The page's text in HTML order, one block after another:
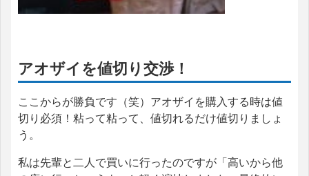
アオザイを値切り交渉！
ここからが勝負です（笑）アオザイを購入する時は値
切り必須！粘って粘って、値切れるだけ値切りましょ
う。
私は先輩と二人で買いに行ったのですが「高いから他